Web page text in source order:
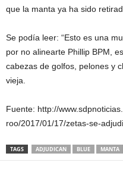
que la manta ya ha sido
Se podía leer: “Esto es una
por no alinearte Phillip BPM,
cabezas de golfos, pelones y
vieja.
Fuente: http://
roo/2017/01/17/zetas-se-
TAGS ADJUDICAN BLUE MANTA